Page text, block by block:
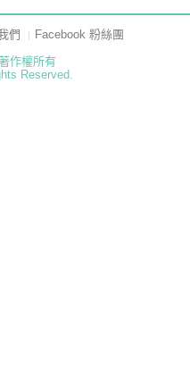
們
Facebook 粉絲團
作權所有
Reserved.